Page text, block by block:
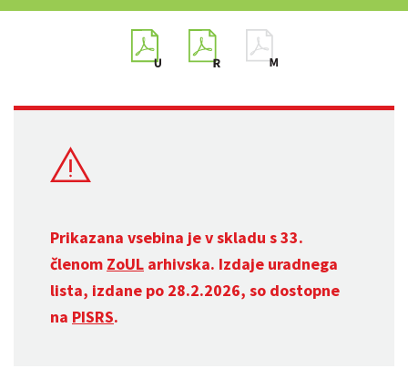
Prikazana vsebina je v skladu s 33.
členom ZoUL arhivska. Izdaje uradnega
lista, izdane po 28.2.2026, so dostopne
na PISRS.